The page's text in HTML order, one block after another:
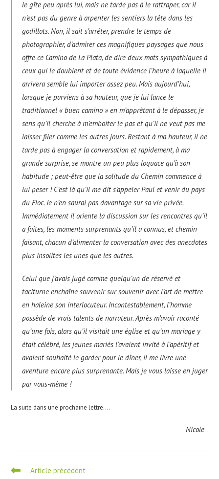
le gîte peu après lui, mais ne tarde pas à le rattraper, car il
n’est pas du genre à arpenter les sentiers la tête dans les
godillots. Non, il sait s’arrêter, prendre le temps de
photographier, d’admirer ces magnifiques paysages que nous
offre ce Camino de La Plata, de dire deux mots sympathiques à
ceux qui le doublent et de toute évidence l’heure à laquelle il
arrivera semble lui importer assez peu. Mais aujourd’hui,
lorsque je parviens à sa hauteur, que je lui lance le
traditionnel « buen camino » en m’apprêtant à le dépasser, je
sens qu’il cherche à m’emboiter le pas et qu’il ne veut pas me
laisser filer comme les autres jours. Restant à ma hauteur, il ne
tarde pas à engager la conversation et rapidement, à ma
grande surprise, se montre un peu plus loquace qu’à son
habitude ; peut-être que la solitude du Chemin commence à
lui peser ! C’est là qu’il me dit s’appeler Paul et venir du pays
du Floc. Je n’en saurai pas davantage sur sa vie privée.
Immédiatement il oriente la discussion sur les rencontres qu’il
a faites, les moments surprenants qu’il a connus, et chemin
faisant, chacun d’alimenter la conversation avec des anecdotes
plus insolites les unes que les autres.
Celui que j’avais jugé comme quelqu’un de réservé et
taciturne enchaîne souvenir sur souvenir avec l’art de mettre
en haleine son interlocuteur. Incontestablement, l’homme
possède de vrais talents de narrateur. Après m’avoir raconté
qu’une fois, alors qu’il visitait une église et qu’un mariage y
était célébré, les jeunes mariés l’avaient invité à l’apéritif et
avaient souhaité le garder pour le dîner, il me livre une
aventure encore plus surprenante. Mais je vous laisse en juger
par vous-même !
La suite dans une prochaine lettre….
Nicole
Read
Article précédent